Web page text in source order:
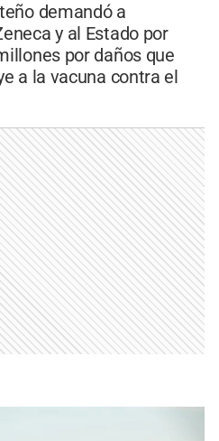
demandó a
y al Estado por
por daños que
a la vacuna contra el